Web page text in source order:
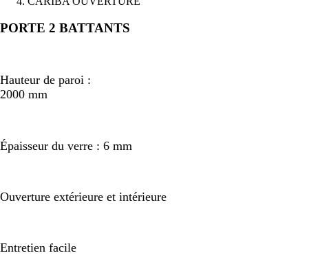
Précédent
Suivant
PORTE 2 BATTANTS
Hauteur de paroi :
2000 mm
Épaisseur du verre : 6 mm
Ouverture extérieure et intérieure
Entretien facile